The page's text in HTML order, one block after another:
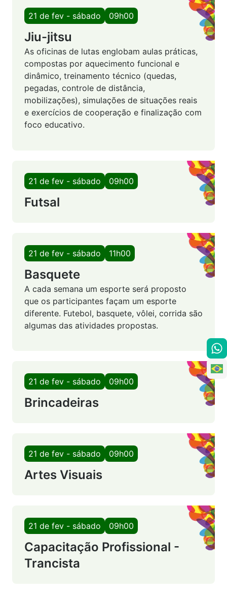
21 de fev - sábado 09h00
Jiu-jitsu
As oficinas de lutas englobam aulas práticas,
compostas por aquecimento funcional e
dinâmico, treinamento técnico (quedas,
pegadas, controle de distância,
mobilizações), simulações de situações reais
e exercícios de cooperação e finalização com
foco educativo.
21 de fev - sábado 09h00
Futsal
21 de fev - sábado 11h00
Basquete
A cada semana um esporte será proposto
que os participantes façam um esporte
diferente. Futebol, basquete, vôlei, corrida são
algumas das atividades propostas.
21 de fev - sábado 09h00
Brincadeiras
21 de fev - sábado 09h00
Artes Visuais
21 de fev - sábado 09h00
Capacitação Profissional -
Trancista